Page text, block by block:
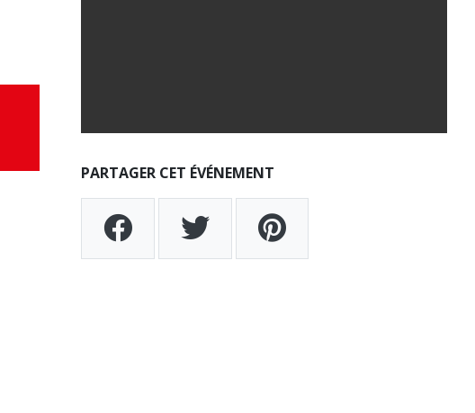
PARTAGER CET ÉVÉNEMENT